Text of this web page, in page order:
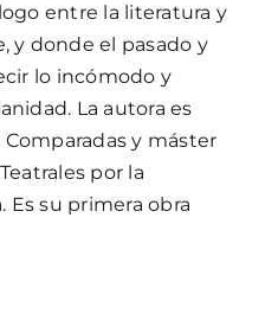
entre la literatura y
y donde el pasado y
lo incómodo y
La autora es
y máster
por la
Es su primera obra